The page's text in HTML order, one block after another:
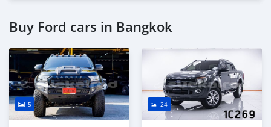
Buy Ford cars in Bangkok
5 24